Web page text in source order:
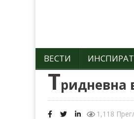
ВЕСТИ
Тридневна
1,118